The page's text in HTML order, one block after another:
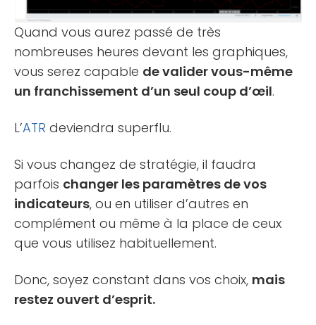
Quand vous aurez passé de très
nombreuses heures devant les graphiques,
vous serez capable de valider vous-même
un franchissement d’un seul coup d’œil.
L’ATR deviendra superflu.
Si vous changez de stratégie, il faudra
parfois changer les paramètres de vos
indicateurs, ou en utiliser d’autres en
complément ou même à la place de ceux
que vous utilisez habituellement.
Donc, soyez constant dans vos choix, mais
restez ouvert d’esprit.